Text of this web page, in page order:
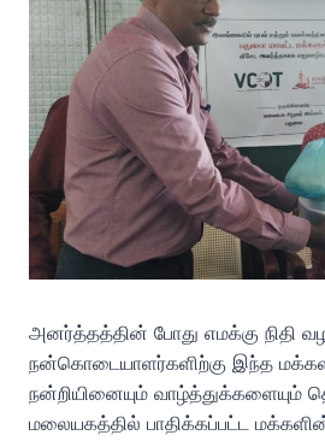
அனர்த்தத்தின் போது எமக்கு நிதி
நன்கொடையாளர்களிற்கு இந்த
நன்றியினையும் வாழ்த்துக்களையும்
மலையகத்தில் பாதிக்கப்பட்ட மக்களின்